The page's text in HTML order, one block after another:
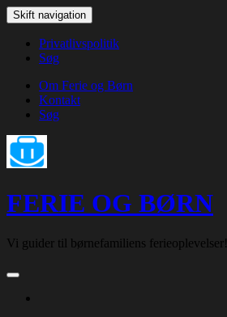
Skip
to
content
Skift navigation
Privatlivspolitik
Søg
Om Ferie og Børn
Kontakt
Søg
FERIE OG BØRN
Vi guider til børnefamiliens ferieoplevelser!